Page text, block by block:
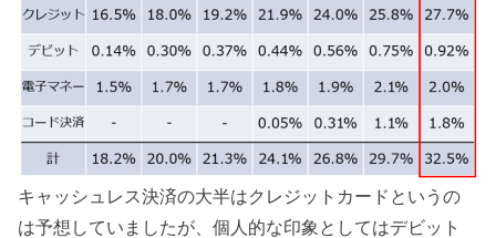
キャッシュレス決済の大半はクレジットカードというの
は予想していましたが、個人的な印象としてはデビット